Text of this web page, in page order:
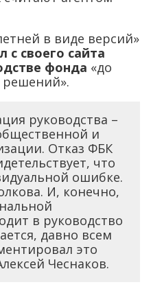
в виде версий»
с своего сайта
фонда «до
руководства –
и
Отказ ФБК
что
ошибке.
И, конечно,
в руководство
давно всем
это
Чеснаков.